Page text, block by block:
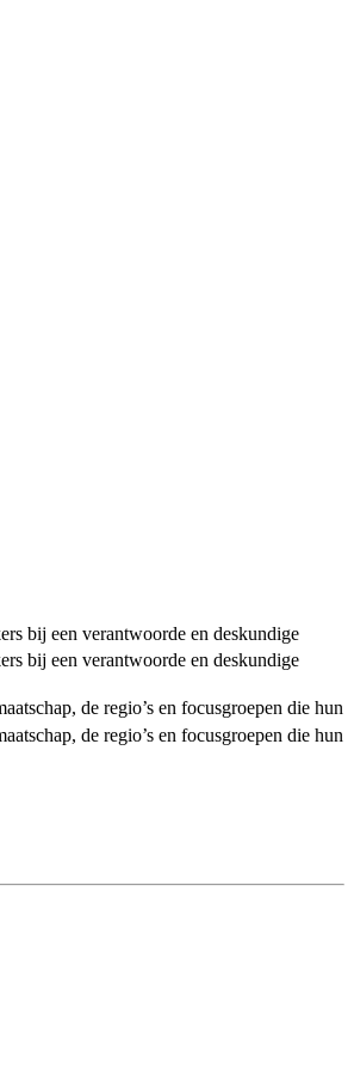
bij een verantwoorde en deskundige
bij een verantwoorde en deskundige
de regio’s en focusgroepen die hun
de regio’s en focusgroepen die hun